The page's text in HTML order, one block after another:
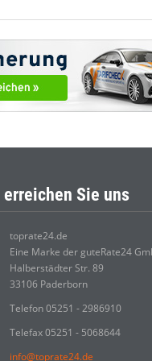
erreichen Sie uns
toprate24.de
Eine Marke der guteRate24
Halberstädter Str. 89
33106 Paderborn
Telefon 05251 - 2986910
Telefax 05251 - 5068644
info@toprate24.de